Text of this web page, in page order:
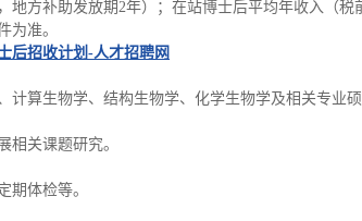
方补助发放期2年）；在站博士后平均年收入（税
为准。
后招收计划-人才招聘网
算生物学、结构生物学、化学生物学及相关专业
相关课题研究。
期体检等。